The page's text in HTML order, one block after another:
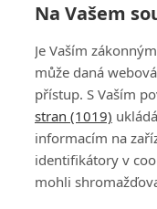
DISKUZE
Na Vašem
Je Vaším
může daná
přístup. S Vaším
stran (1019)
informacím na
identifikátory v
mohli